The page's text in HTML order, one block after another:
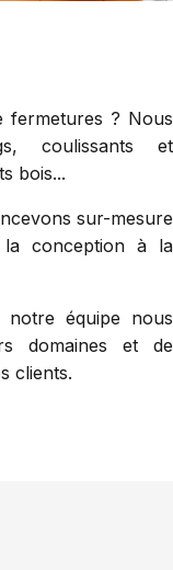
fermetures ? Nous
coulissants et
bois...
sur-mesure
la conception à la
équipe nous
domaines et de
clients.